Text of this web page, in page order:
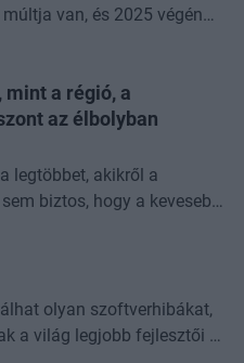
van, és 2025 végén
mint a régió, a
az élbolyban
legtöbbet, akikről a
biztos, hogy a kevesebb
olyan szoftverhibákat,
a világ legjobb fejlesztői és